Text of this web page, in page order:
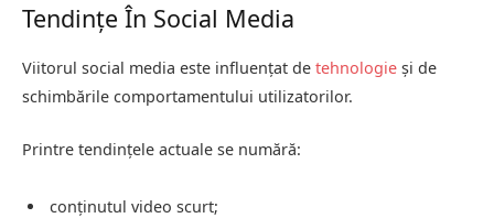
Tendințe În Social Media
Viitorul social media este influențat de tehnologie și de
schimbările comportamentului utilizatorilor.
Printre tendințele actuale se numără:
conținutul video scurt;